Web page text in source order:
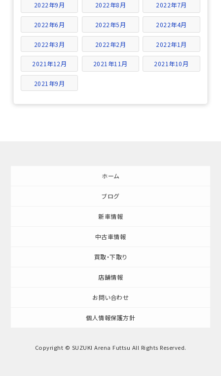
2022年9月 2022年8月 2022年7月
2022年6月 2022年5月 2022年4月
2022年3月 2022年2月 2022年1月
2021年12月 2021年11月 2021年10月
2021年9月
ホーム
ブログ
新車情報
中古車情報
買取・下取り
店舗情報
お問い合わせ
個人情報保護方針
Copyright © SUZUKI Arena Futtsu All Rights Reserved.